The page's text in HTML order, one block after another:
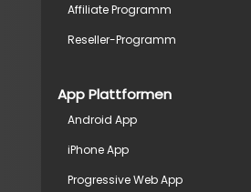
Affiliate Programm
Reseller-Programm
App Plattformen
Android App
iPhone App
Progressive Web App